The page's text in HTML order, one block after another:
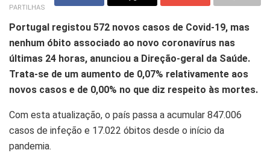
PARTILHAS
Portugal registou 572 novos casos de Covid-19, mas
nenhum óbito associado ao novo coronavírus nas
últimas 24 horas, anunciou a Direção-geral da Saúde.
Trata-se de um aumento de 0,07% relativamente aos
novos casos e de 0,00% no que diz respeito às mortes.
Com esta atualização, o país passa a acumular 847.006
casos de infeção e 17.022 óbitos desde o início da
pandemia.